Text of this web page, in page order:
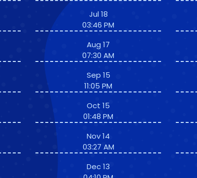
Jul 18
03:46 PM
Aug 17
07:30 AM
Sep 15
11:05 PM
Oct 15
01:48 PM
Nov 14
03:27 AM
Dec 13